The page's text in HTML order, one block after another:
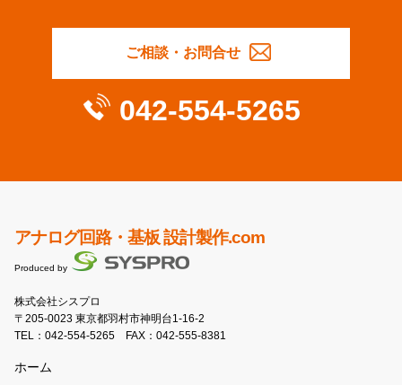
ご相談・お問合せ
042-554-5265
アナログ回路・基板 設計製作.com
Produced by
株式会社シスプロ
〒205-0023 東京都羽村市神明台1-16-2
TEL： 042-554-5265 FAX：042-555-8381
ホーム